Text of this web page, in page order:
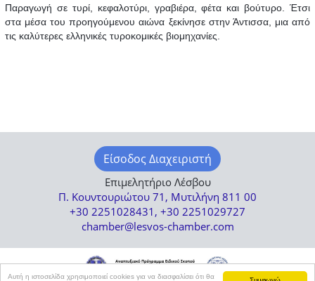
Αυτή η ιστοσελίδα χρησιμοποιεί cookies για να διασφαλίσει ότι θα
Παραγωγή σε τυρί, κεφαλοτύρι, γραβιέρα, φέτα και βούτυρο. Έτσι
στα μέσα του προηγούμενου αιώνα ξεκίνησε στην Άντισσα, μια από
τις καλύτερες ελληνικές τυροκομικές βιομηχανίες.
Είσοδος Διαχειριστή
Επιμελητήριο Λέσβου
Π. Κουντουριώτου 71, Μυτιλήνη 811 00
+30 2251028431, +30 2251029727
chamber@lesvos-chamber.com